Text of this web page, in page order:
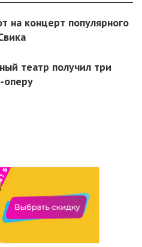
на концерт популярного
театр получил три
оперу